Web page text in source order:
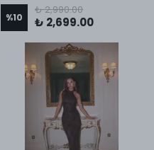
%10
₺ 2,990.00
₺ 2,699.00